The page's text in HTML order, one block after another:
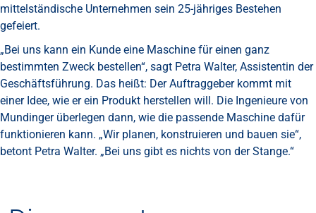
mittelständische Unternehmen sein 25-jähriges Bestehen
gefeiert.
„Bei uns kann ein Kunde eine Maschine für einen ganz
bestimmten Zweck bestellen“, sagt Petra Walter, Assistentin der
Geschäftsführung. Das heißt: Der Auftraggeber kommt mit
einer Idee, wie er ein Produkt herstellen will. Die Ingenieure von
Mundinger überlegen dann, wie die passende Maschine dafür
funktionieren kann. „Wir planen, konstruieren und bauen sie“,
betont Petra Walter. „Bei uns gibt es nichts von der Stange.“